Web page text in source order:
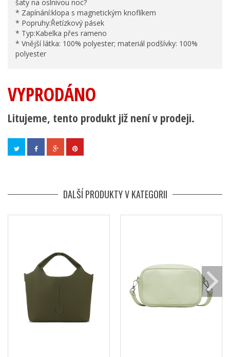
šaty na oslnivou noc?
* Zapínání:klopa s magnetickým knoflíkem
* Popruhy:Řetízkový pásek
* Typ:Kabelka přes rameno
* Vnější látka: 100% polyester; materiál podšívky: 100%
polyester
VYPRODÁNO
Litujeme, tento produkt již není v prodeji.
DALŠÍ PRODUKTY V KATEGORII